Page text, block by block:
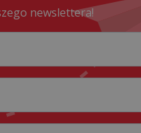
newslettera!